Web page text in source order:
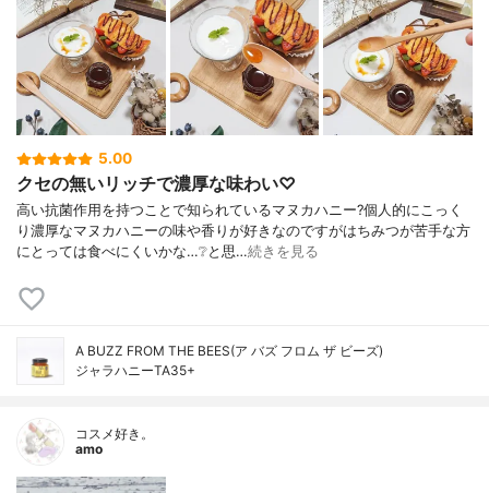
5.00
クセの無いリッチで濃厚な味わい♡
高い抗菌作用を持つことで知られているマヌカハニー?個人的にこっく
り濃厚なマヌカハニーの味や香りが好きなのですがはちみつが苦手な方
にとっては食べにくいかな…❔と思…続きを見る
A BUZZ FROM THE BEES(ア バズ フロム ザ ビーズ)
ジャラハニーTA35+
コスメ好き。
amo